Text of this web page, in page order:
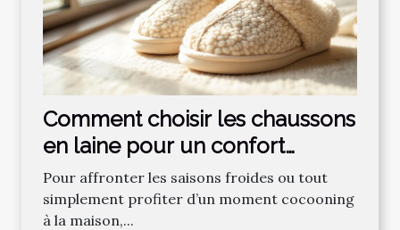
Comment choisir les chaussons
en laine pour un confort
optimal ?
Pour affronter les saisons froides ou tout
simplement profiter d’un moment cocooning
à la maison,...